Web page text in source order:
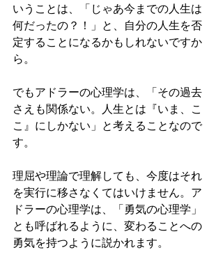
いうことは、「じゃあ今までの人生は
何だったの？！」と、自分の人生を否
定することになるかもしれないですか
ら。
でもアドラーの心理学は、「その過去
さえも関係ない。人生とは『いま、こ
こ』にしかない」と考えることなので
す。
理屈や理論で理解しても、今度はそれ
を実行に移さなくてはいけません。ア
ドラーの心理学は、「勇気の心理学」
とも呼ばれるように、変わることへの
勇気を持つように説かれます。